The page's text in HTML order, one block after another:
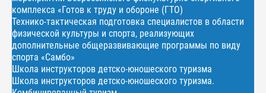
комплекса «Готов к труду и обороне (ГТО)
Технико-тактическая подготовка специалистов в области
физической культуры и спорта, реализующих
дополнительные общеразвивающие программы по виду
спорта «Самбо»
Школа инструкторов детско-юношеского туризма
Школа инструкторов детско-юношеского туризма.